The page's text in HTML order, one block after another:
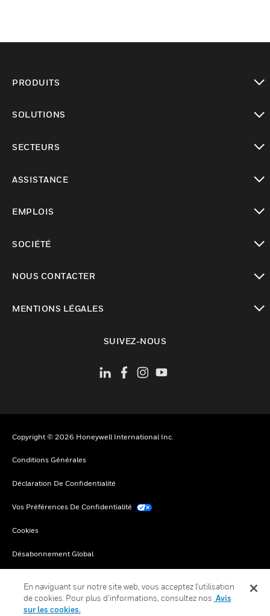
PRODUITS
SOLUTIONS
SECTEURS
ASSISTANCE
EMPLOIS
SOCIÉTÉ
NOUS CONTACTER
MENTIONS LÉGALES
SUIVEZ-NOUS
Copyright © 2026 Honeywell International Inc.
Conditions Générales
Déclaration De Confidentialité
Vos Préférences De Confidentialité
Cookies
Désabonnement Global
En naviguant sur notre site web, vous acceptez l'utilisation
de cookies. Pour plus d’informations, consultez nos Avis
sur les cookies.